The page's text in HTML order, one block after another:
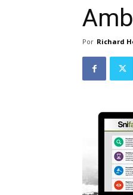
Por Richard